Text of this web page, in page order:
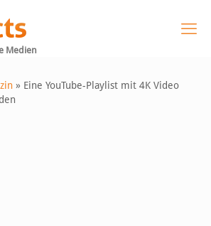
Medien
» Eine YouTube-Playlist mit 4K Video